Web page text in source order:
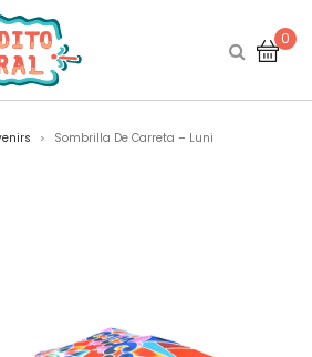
0
> Sombrilla De Carreta – Luni